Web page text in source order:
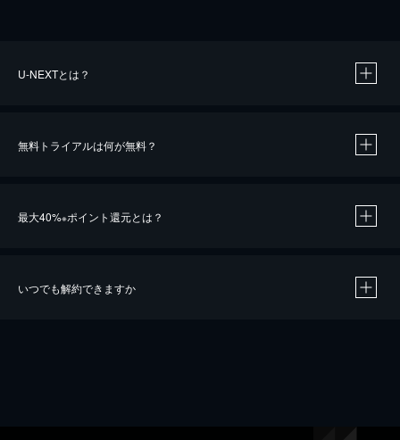
U-NEXTとは？
無料トライアルは何が無料？
最大40%※ポイント還元とは？
いつでも解約できますか